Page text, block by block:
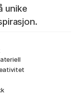
unike